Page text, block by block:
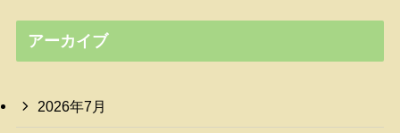
アーカイブ
2026年7月